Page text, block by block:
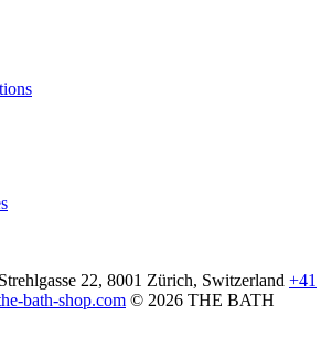
22, 8001 Zürich, Switzerland +41
bath-shop.com © 2026 THE BATH